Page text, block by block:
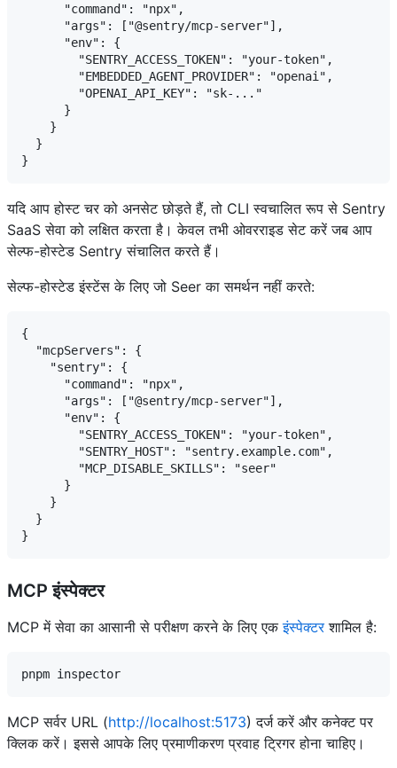
      "command": "npx",
      "args": ["@sentry/mcp-server"],
      "env": {
        "SENTRY_ACCESS_TOKEN": "your-token",
        "EMBEDDED_AGENT_PROVIDER": "openai",
        "OPENAI_API_KEY": "sk-..."
      }
    }
  }
यदि आप होस्ट चर को अनसेट छोड़ते हैं, तो CLI स्वचालित रूप से Sentry
SaaS सेवा को लक्षित करता है। केवल तभी ओवरराइड सेट करें जब आप
सेल्फ-होस्टेड Sentry संचालित करते हैं।
सेल्फ-होस्टेड इंस्टेंस के लिए जो Seer का समर्थन नहीं करते:
{
  "mcpServers": {
    "sentry": {
      "command": "npx",
      "args": ["@sentry/mcp-server"],
      "env": {
        "SENTRY_ACCESS_TOKEN": "your-token",
        "SENTRY_HOST": "sentry.example.com",
        "MCP_DISABLE_SKILLS": "seer"
      }
    }
  }
MCP इंस्पेक्टर
MCP में सेवा का आसानी से परीक्षण करने के लिए एकइंस्पेक्टरशामिल है:
MCP सर्वर URL (http://localhost:5173) दर्ज करें और कनेक्ट पर
क्लिक करें। इससे आपके लिए प्रमाणीकरण प्रवाह ट्रिगर होना चाहिए।